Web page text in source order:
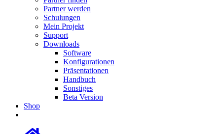
Partner werden
Schulungen
Mein Projekt
Support
Downloads
Software
Konfigurationen
Präsentationen
Handbuch
Sonstiges
Beta Version
Shop